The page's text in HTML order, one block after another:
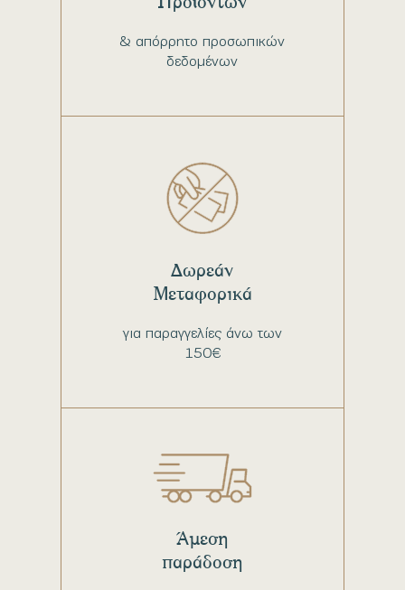
& απόρρητο προσωπικών
δεδομένων
για παραγγελίες άνω των
150€
Δωρεάν
Μεταφορικά
Άμεση
παράδοση